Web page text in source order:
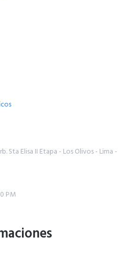
Sta Elisa II Etapa - Los Olivos - Lima -
PM